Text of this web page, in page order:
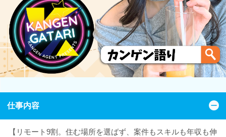
仕事内容
【リモート9割。住む場所を選ばず、案件もスキルも年収も伸